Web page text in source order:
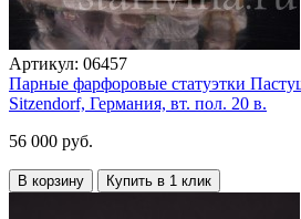
Артикул: 06457
Парные фарфоровые статуэтки
Sitzendorf, Германия, вт. пол. 20 в.
56 000 руб.
В корзину Купить в 1 клик